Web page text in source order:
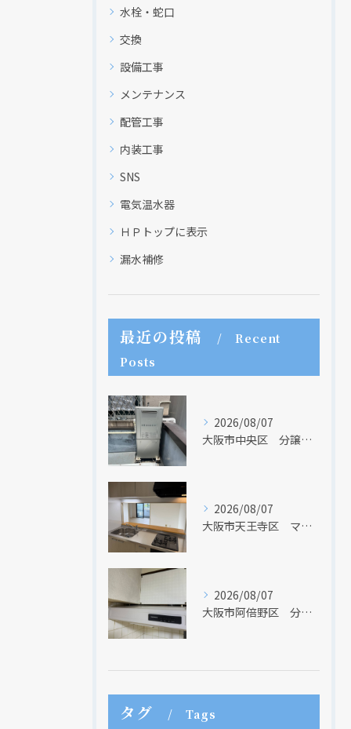
水栓・蛇口
交換
設備工事
メンテナンス
配管工事
内装工事
SNS
電気温水器
ＨＰトップに表示
漏水補修
最近の投稿
Recent
Posts
2026/08/07
大阪市中央区 分譲マンションの給湯器取替リフォーム工事 UV除菌機能搭載給湯器
2026/08/07
大阪市天王寺区 マンションのキッチン取替及び内装リフォーム工事 クリナップ
2026/08/07
大阪市阿倍野区 分譲マンションのレンジフード取替リフォーム工事 タカラスタンダード
タグ Tags